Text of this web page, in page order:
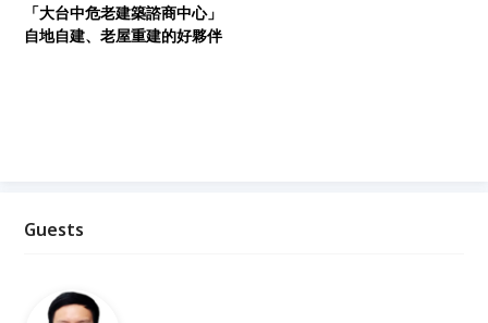
「大台中危老建築諮商中心」
自地自建、老屋重建的好夥伴
Guests